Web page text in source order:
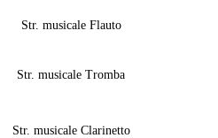
Str. musicale Flauto
Str. musicale Tromba
Str. musicale Clarinetto